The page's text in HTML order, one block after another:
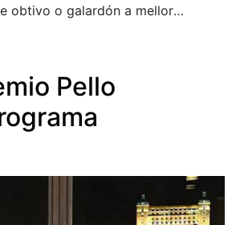
obtivo o galardón a mellor
Pello